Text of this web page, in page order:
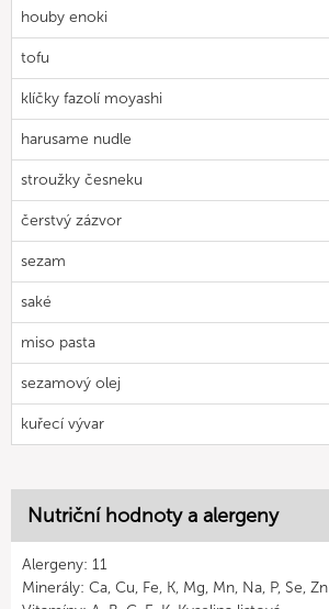
houby enoki
tofu
klíčky fazolí moyashi
harusame nudle
stroužky česneku
čerstvý zázvor
sezam
saké
miso pasta
sezamový olej
kuřecí vývar
Nutriční hodnoty a alergeny
Alergeny: 11
Minerály: Ca, Cu, Fe, K, Mg, Mn, Na, P, Se, Zn